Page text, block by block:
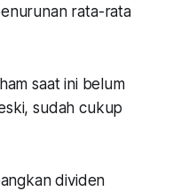
rata-rata
saat ini belum
sudah cukup
dividen